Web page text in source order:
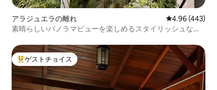
アラジュエラの離れ レビュー443
4.96 (443)
素晴らしいパノラマビューを楽しめるスタイリッシュなロ
大好評のゲストチョイスです。
ゲストチョイス